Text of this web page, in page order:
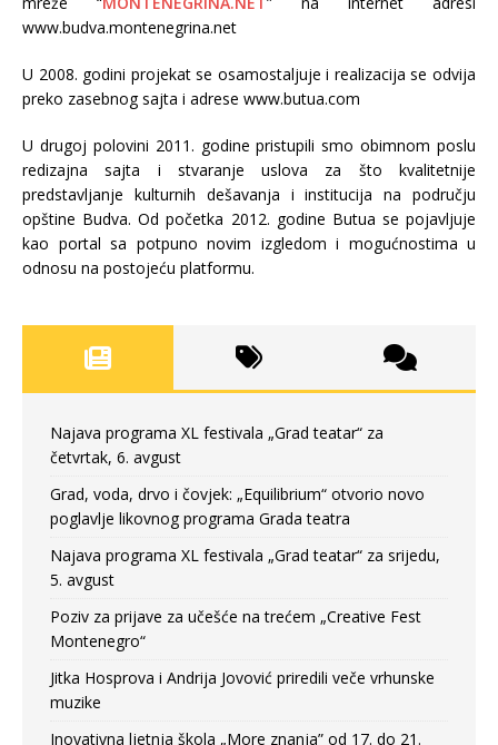
www.budva.montenegrina.net
U 2008. godini projekat se osamostaljuje i realizacija se odvija
preko zasebnog sajta i adrese www.butua.com
U drugoj polovini 2011. godine pristupili smo obimnom poslu
redizajna sajta i stvaranje uslova za što kvalitetnije
predstavljanje kulturnih dešavanja i institucija na području
opštine Budva. Od početka 2012. godine Butua se pojavljuje
kao portal sa potpuno novim izgledom i mogućnostima u
odnosu na postojeću platformu.
Najava programa XL festivala „Grad teatar“ za
četvrtak, 6. avgust
Grad, voda, drvo i čovjek: „Equilibrium“ otvorio novo
poglavlje likovnog programa Grada teatra
Najava programa XL festivala „Grad teatar“ za srijedu,
5. avgust
Poziv za prijave za učešće na trećem „Creative Fest
Montenegro“
Jitka Hosprova i Andrija Jovović priredili veče vrhunske
muzike
Inovativna ljetnja škola „More znanja” od 17. do 21.